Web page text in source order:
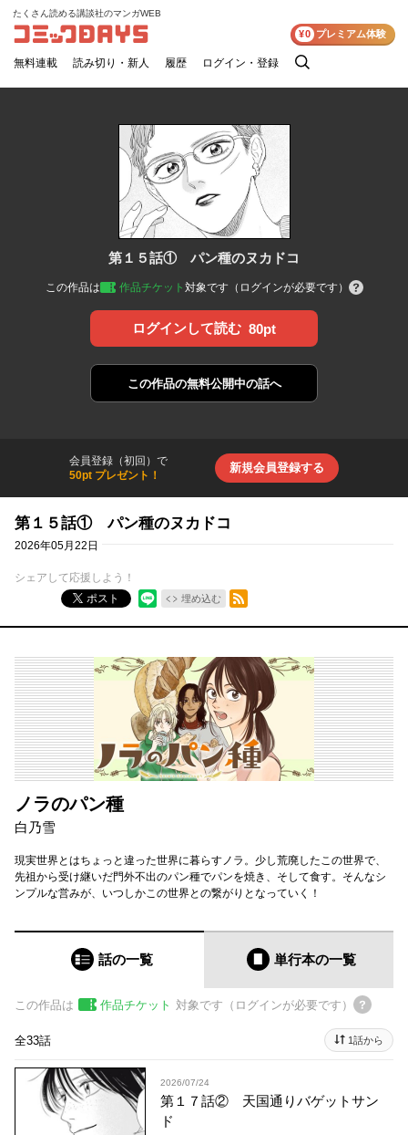
コミックDAYS
たくさん読める講談社のマンガWEB
無料連載 読み切り・新人 履歴 ログイン・登録
検
¥0 プレミアム体験
第１５話① パン種のヌカドコ
この作品は 作品チケット 対象です（ログインが必要です）
ログインして読む 80pt
この作品の無料公開中の話へ
会員登録（初回）で
50pt プレゼント！
新規会員登録する
第１５話① パン種のヌカドコ
2026年05月22日
シェアして応援しよう！
ポスト
埋め込む
RSSフィード
ノラのパン種
白乃雪
現実世界とはちょっと違った世界に暮らすノラ。少し荒廃したこの世界で、
先祖から受け継いだ門外不出のパン種でパンを焼き、そして食す。そんなシ
ンプルな営みが、いつしかこの世界との繋がりとなっていく！
話の一覧 単行本の一覧
この作品は 作品チケット 対象です（ログインが必要です）
全33話 1話から
2026/07/24
第１７話② 天国通りバゲットサン
ド